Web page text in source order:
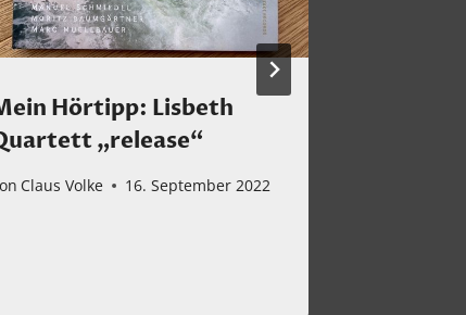
Hörtipp: Lisbeth
„release“
Claus Volke 16. September 2022